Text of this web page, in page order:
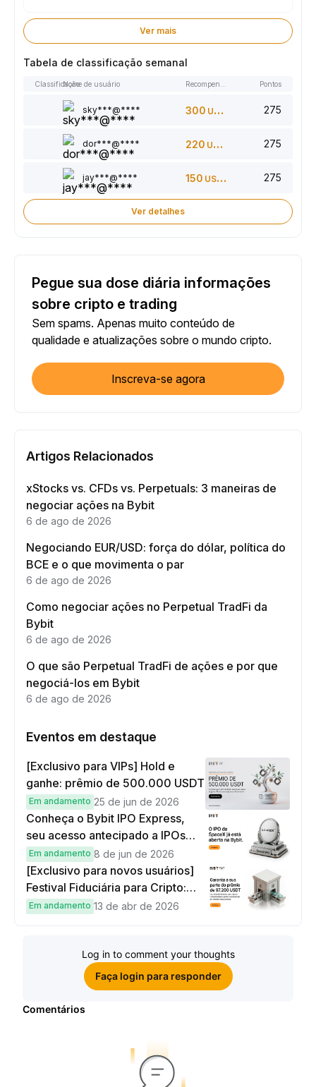
Ver mais
Tabela de classificação semanal
ClassificaçãoNome de usuário Pontos
sky***@**** 300 USDT 275
dor***@**** 220 USDT 275
jay***@**** 150 USDT 275
Ver detalhes
Pegue sua dose diária informações
sobre cripto e trading
Sem spams. Apenas muito conteúdo de
qualidade e atualizações sobre o mundo cripto.
Inscreva-se agora
Artigos Relacionados
xStocks vs. CFDs vs. Perpetuals: 3 maneiras de
negociar ações na Bybit
6 de ago de 2026
Negociando EUR/USD: força do dólar, política do
BCE e o que movimenta o par
6 de ago de 2026
Como negociar ações no Perpetual TradFi da
Bybit
6 de ago de 2026
O que são Perpetual TradFi de ações e por que
negociá-los em Bybit
6 de ago de 2026
Eventos em destaque
[Exclusivo para VIPs] Hold e
ganhe: prêmio de 500.000 USDT
Em andamento 25 de jun de 2026
Conheça o Bybit IPO Express,
seu acesso antecipado a IPOs
globais
Em andamento 8 de jun de 2026
[Exclusivo para novos usuários]
Festival Fiduciária para Cripto:
complete tarefas simples e
Em andamento 13 de abr de 2026
Log in to comment your thoughts
Faça login para responder
Comentários